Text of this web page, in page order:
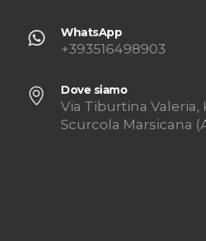
WhatsApp
+393516498903
Dove siamo
Via Tiburtina Valeria,
Scurcola Marsicana